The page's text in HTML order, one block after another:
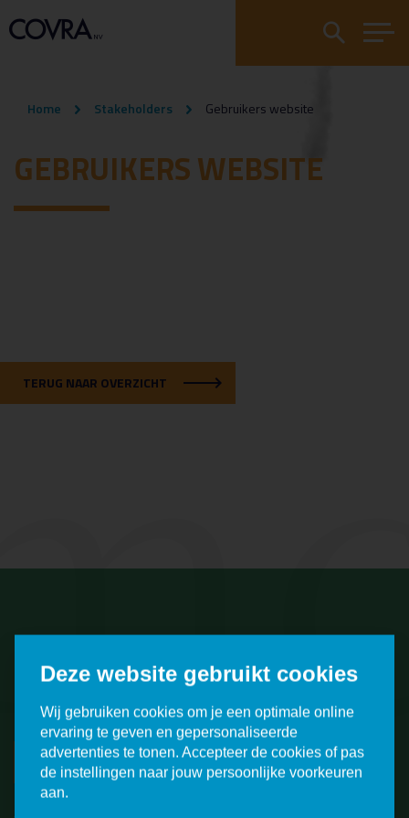
Home Stakeholders Gebruikers website
GEBRUIKERS WEBSITE
TERUG NAAR OVERZICHT
Meld je aan voor een
rondleiding!
VERDER
Deze website gebruikt cookies
Wij gebruiken cookies om je een optimale online
ervaring te geven en gepersonaliseerde
advertenties te tonen. Accepteer de cookies of pas
de instellingen naar jouw persoonlijke voorkeuren
aan.